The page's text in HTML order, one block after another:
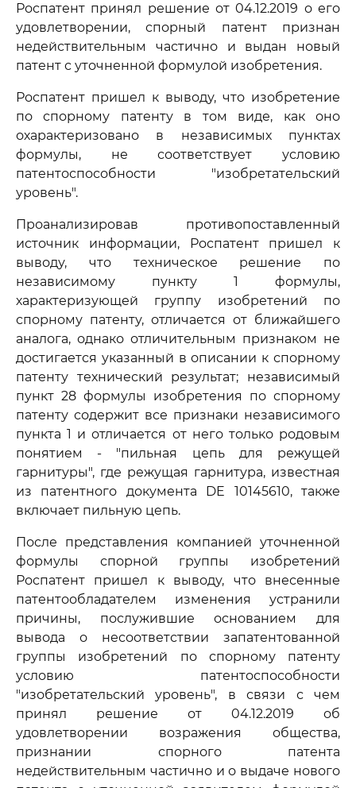
Роспатент принял решение от 04.12.2019 о его
удовлетворении, спорный патент признан
недействительным частично и выдан новый
патент с уточненной формулой изобретения.
Роспатент пришел к выводу, что изобретение
по спорному патенту в том виде, как оно
охарактеризовано в независимых пунктах
формулы, не соответствует условию
патентоспособности "изобретательский
уровень".
Проанализировав противопоставленный
источник информации, Роспатент пришел к
выводу, что техническое решение по
независимому пункту 1 формулы,
характеризующей группу изобретений по
спорному патенту, отличается от ближайшего
аналога, однако отличительным признаком не
достигается указанный в описании к спорному
патенту технический результат; независимый
пункт 28 формулы изобретения по спорному
патенту содержит все признаки независимого
пункта 1 и отличается от него только родовым
понятием - "пильная цепь для режущей
гарнитуры", где режущая гарнитура, известная
из патентного документа DE 10145610, также
включает пильную цепь.
После представления компанией уточненной
формулы спорной группы изобретений
Роспатент пришел к выводу, что внесенные
патентообладателем изменения устранили
причины, послужившие основанием для
вывода о несоответствии запатентованной
группы изобретений по спорному патенту
условию патентоспособности
"изобретательский уровень", в связи с чем
принял решение от 04.12.2019 об
удовлетворении возражения общества,
признании спорного патента
недействительным частично и о выдаче нового